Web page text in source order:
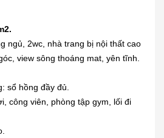
ngủ, 2wc, nhà trang bị nội thất cao
view sông thoáng mat, yên tĩnh.
sổ hồng đầy đủ.
công viên, phòng tập gym, lối đi